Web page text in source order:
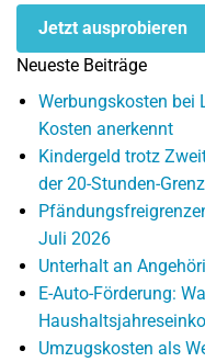
Jetzt ausprobieren
Neueste Beiträge
Werbungskosten bei
Kosten anerkennt
Kindergeld trotz
der 20-Stunden-
Juli 2026
Unterhalt an
E-Auto-Förderung:
Umzugskosten als